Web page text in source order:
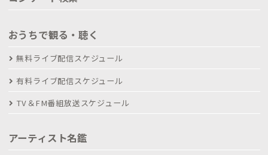
おうちで観る・聴く
無料ライブ配信スケジュール
有料ライブ配信スケジュール
TV＆FM番組放送スケジュール
アーティスト名鑑